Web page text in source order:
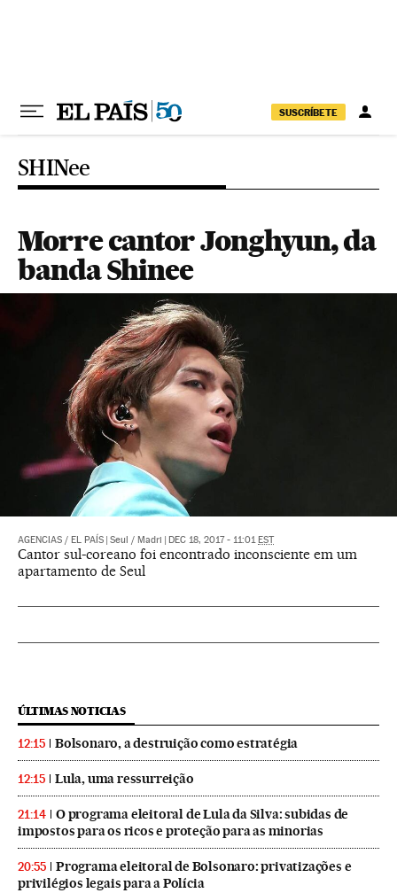
SUSCRÍBETE
SHINee
Morre cantor Jonghyun, da
banda Shinee
AGENCIAS / EL PAÍS Seul / Madri DEC 18, 2017 - 11:01 EST
Cantor sul-coreano foi encontrado inconsciente em um
apartamento de Seul
ÚLTIMAS NOTICIAS
12:15 Bolsonaro, a destruição como estratégia
12:15 Lula, uma ressurreição
21:14
O programa eleitoral de Lula da Silva: subidas de
impostos para os ricos e proteção para as minorias
20:55
Programa eleitoral de Bolsonaro: privatizações e
privilégios legais para a Polícia